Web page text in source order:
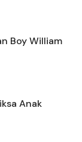
Boy William
Anak